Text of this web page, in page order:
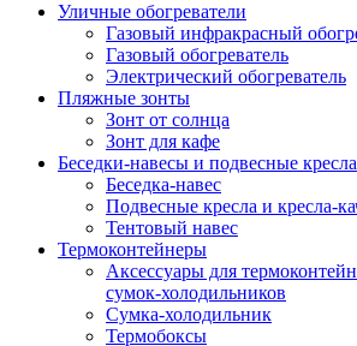
Уличные обогреватели
Газовый инфракрасный
Газовый обогреватель
Электрический обогреватель
Пляжные зонты
Зонт от солнца
Зонт для кафе
Беседки-навесы и подвесные кресла
Беседка-навес
Подвесные кресла и кресла-
Тентовый навес
Термоконтейнеры
Аксессуары для
сумок-холодильников
Сумка-холодильник
Термобоксы